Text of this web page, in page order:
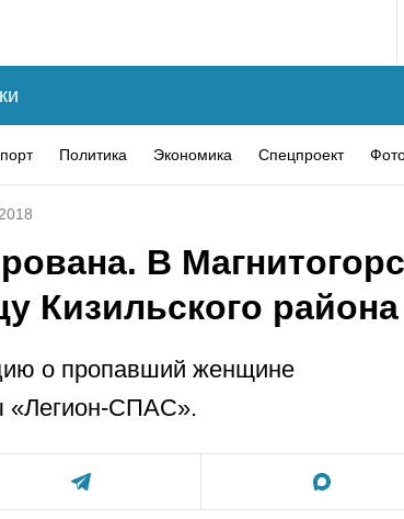
Политика Экономика Спецпроект
В
Кизильского района
о пропавший женщине
«Легион-СПАС».